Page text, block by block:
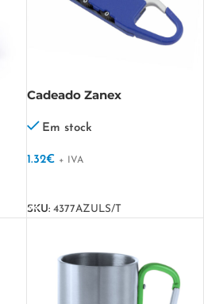
Cadeado Zanex
Em stock
1.32€ + IVA
SKU: 4377AZULS/T